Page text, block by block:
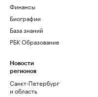
Финансы
Биографии
База знаний
РБК Образование
Новости
регионов
Санкт-Петербург
и область